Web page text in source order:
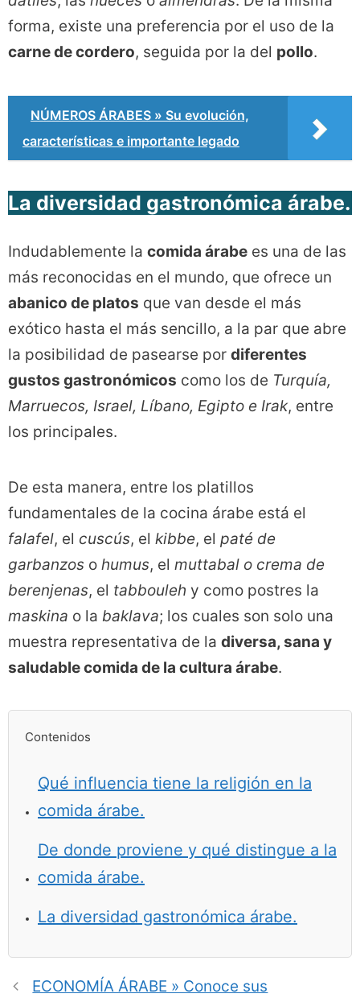
forma, existe una preferencia por el uso de la
carne de cordero, seguida por la del pollo.
NÚMEROS ÁRABES » Su evolución,
características e importante legado
La diversidad gastronómica árabe.
Indudablemente la comida árabe es una de las
más reconocidas en el mundo, que ofrece un
abanico de platos que van desde el más
exótico hasta el más sencillo, a la par que abre
la posibilidad de pasearse por diferentes
gustos gastronómicos como los de Turquía,
Marruecos, Israel, Líbano, Egipto e Irak, entre
los principales.
De esta manera, entre los platillos
fundamentales de la cocina árabe está el
falafel, el cuscús, el kibbe, el paté de
garbanzos o humus, el muttabal o crema de
berenjenas, el tabbouleh y como postres la
maskina o la baklava; los cuales son solo una
muestra representativa de la diversa, sana y
saludable comida de la cultura árabe.
Contenidos
Qué influencia tiene la religión en la
comida árabe.
De donde proviene y qué distingue a la
comida árabe.
La diversidad gastronómica árabe.
ECONOMÍA ÁRABE » Conoce sus